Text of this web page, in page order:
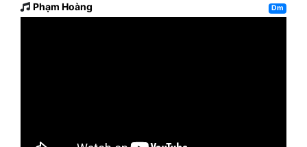
Phạm Hoàng Dm